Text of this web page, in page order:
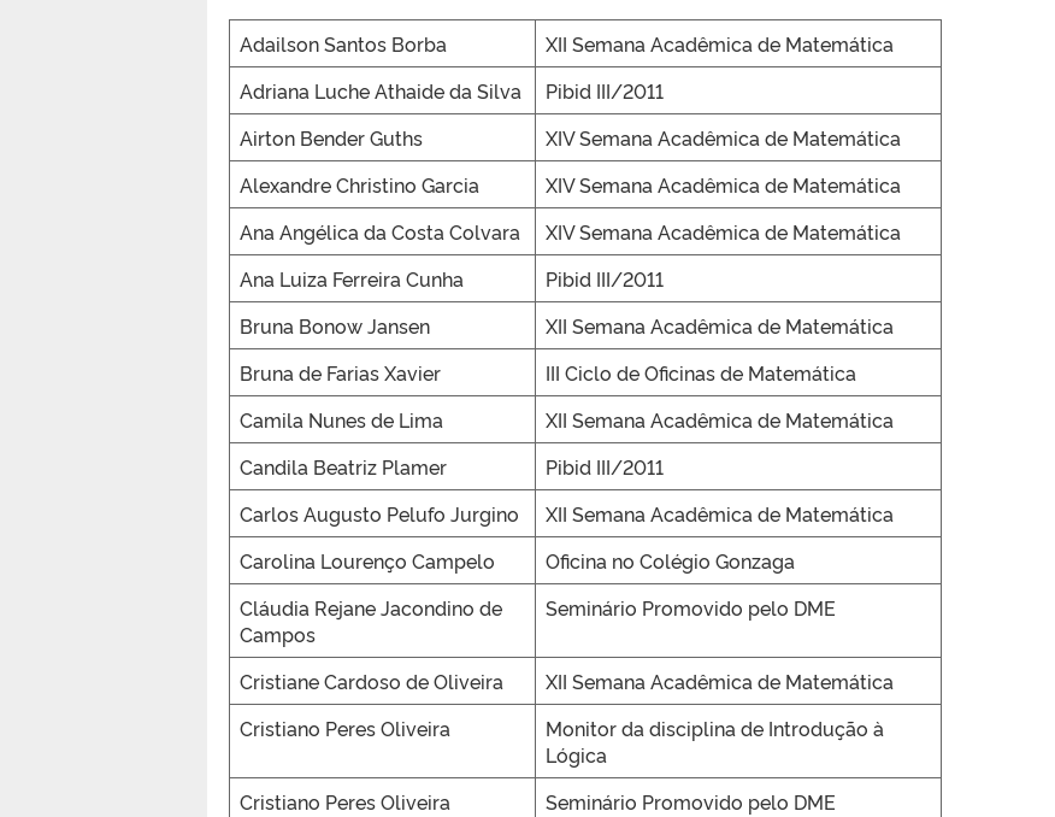
Adailson Santos Borba
XII Semana Acadêmica de Matemática
Adriana Luche Athaide da Silva
Pibid III/2011
Airton Bender Guths
XIV Semana Acadêmica de Matemática
Alexandre Christino Garcia
XIV Semana Acadêmica de Matemática
Ana Angélica da Costa Colvara
XIV Semana Acadêmica de Matemática
Ana Luiza Ferreira Cunha
Pibid III/2011
Bruna Bonow Jansen
XII Semana Acadêmica de Matemática
Bruna de Farias Xavier
III Ciclo de Oficinas de Matemática
Camila Nunes de Lima
XII Semana Acadêmica de Matemática
Candila Beatriz Plamer
Pibid III/2011
Carlos Augusto Pelufo Jurgino
XII Semana Acadêmica de Matemática
Carolina Lourenço Campelo
Oficina no Colégio Gonzaga
Cláudia Rejane Jacondino de
Campos
Seminário Promovido pelo DME
Cristiane Cardoso de Oliveira
XII Semana Acadêmica de Matemática
Cristiano Peres Oliveira
Monitor da disciplina de Introdução à
Lógica
Cristiano Peres Oliveira
Seminário Promovido pelo DME